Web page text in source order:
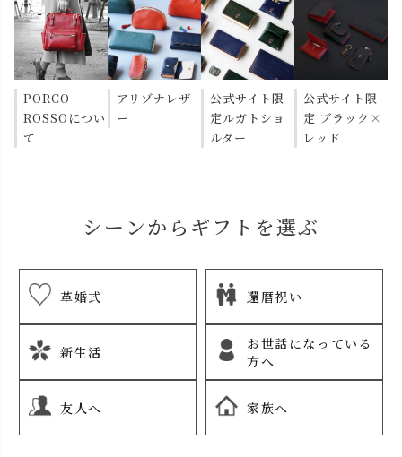
PORCO
ROSSOについ
て
アリゾナレザ
ー
公式サイト限
定ルガトショ
ルダー
公式サイト限
定 ブラック×
レッド
シーンからギフトを選ぶ
革婚式 還暦祝い
新生活
お世話になっている
方へ
友人へ 家族へ